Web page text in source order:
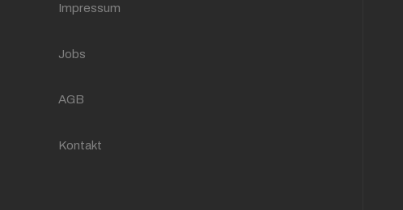
Impressum
Jobs
AGB
Kontakt